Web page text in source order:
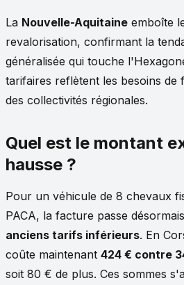
La Nouvelle-Aquitaine emboîte
revalorisation, confirmant la
généralisée qui touche
tarifaires reflètent les besoins de
des collectivités régionales.
Quel est le montant
hausse ?
Pour un véhicule de 8 chevaux
PACA, la facture passe
anciens tarifs inférieurs. En
coûte maintenant 424 € contre
soit 80 € de plus. Ces sommes